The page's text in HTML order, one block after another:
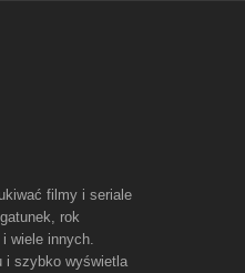
filmy i seriale
rok
wiele innych.
i szybko wyświetla